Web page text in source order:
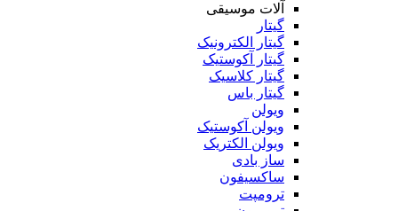
آلات موسیقی
گیتار
گیتار الکترونیک
گیتار آکوستیک
گیتار کلاسیک
گیتار باس
ویولن
ویولن آکوستیک
ویولن الکتریک
ساز بادی
ساکسیفون
ترومپت